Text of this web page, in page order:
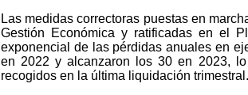
Las medidas correctoras puestas en
Gestión Económica y ratificadas en el
exponencial de las pérdidas anuales en
en 2022 y alcanzaron los 30 en 2023,
recogidos en la última liquidación trimestral.